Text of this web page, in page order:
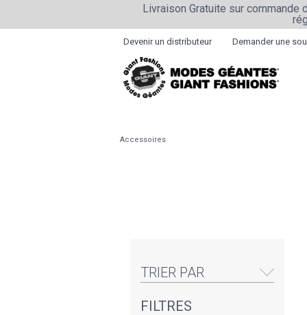
Livraison Gratuite sur
Devenir un distributeur Demander une
Accessoires
TRIER PAR
FILTRES